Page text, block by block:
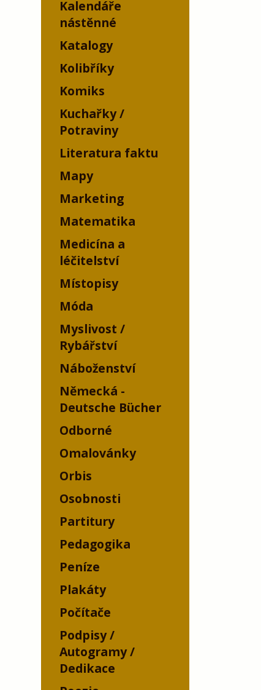
Kalendáře
nástěnné
Katalogy
Kolibříky
Komiks
Kuchařky /
Potraviny
Literatura faktu
Mapy
Marketing
Matematika
Medicína a
léčitelství
Místopisy
Móda
Myslivost /
Rybářství
Náboženství
Německá -
Deutsche Bücher
Odborné
Omalovánky
Orbis
Osobnosti
Partitury
Pedagogika
Peníze
Plakáty
Počítače
Podpisy /
Autogramy /
Dedikace